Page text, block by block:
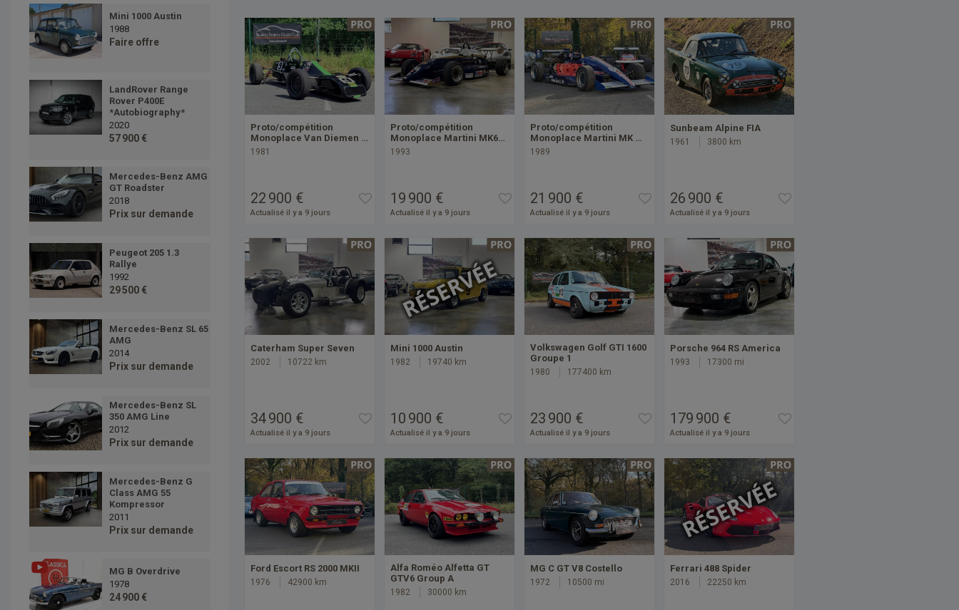
Mini 1000 Austin
1988
Faire offre
LandRover Range
Rover P400E
*Autobiography*
2020
57 900 €
Mercedes-Benz AMG
GT Roadster
2018
Prix sur demande
Peugeot 205 1.3
Rallye
1992
29 500 €
Mercedes-Benz SL 65
AMG
2014
Prix sur demande
Mercedes-Benz SL
350 AMG Line
2012
Prix sur demande
Mercedes-Benz G
Class AMG 55
Kompressor
2011
Prix sur demande
MG B Overdrive
1978
24 900 €
Proto/compétition
Monoplace Van Diemen …
1981
22 900 €
Actualisé il y a 9 jours
Proto/compétition
Monoplace Martini MK6…
1993
19 900 €
Actualisé il y a 9 jours
Proto/compétition
Monoplace Martini MK …
1989
21 900 €
Actualisé il y a 9 jours
Sunbeam Alpine FIA
1961 3800 km
26 900 €
Actualisé il y a 9 jours
Caterham Super Seven
2002 10722 km
34 900 €
Actualisé il y a 9 jours
Mini 1000 Austin
1982 19740 km
10 900 €
Actualisé il y a 9 jours
Volkswagen Golf GTI 1600
Groupe 1
1980 177400 km
23 900 €
Actualisé il y a 9 jours
Porsche 964 RS America
1993 17300 mi
179 900 €
Actualisé il y a 9 jours
Ford Escort RS 2000 MKII
1976 42900 km
Alfa Roméo Alfetta GT
GTV6 Group A
1982 30000 km
MG C GT V8 Costello
1972 10500 mi
Ferrari 488 Spider
2016 22250 km